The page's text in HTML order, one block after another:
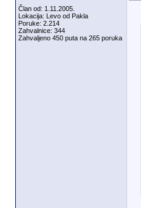
Član od: 1.11.2005.
Lokacija: Levo od Pakla
Poruke: 2.214
Zahvalnice: 344
Zahvaljeno 450 puta na 265 poruka